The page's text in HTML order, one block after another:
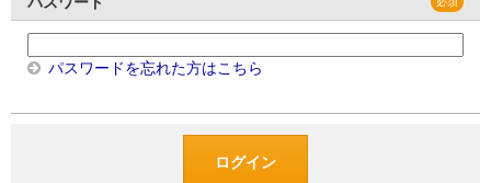
パスワードを忘れた方はこちら